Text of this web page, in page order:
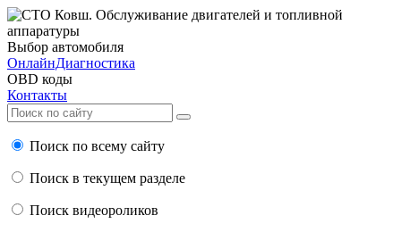
Выбор автомобиля
ОнлайнДиагностика
OBD коды
Контакты
Поиск по всему сайту
Поиск в текущем разделе
Поиск видеороликов